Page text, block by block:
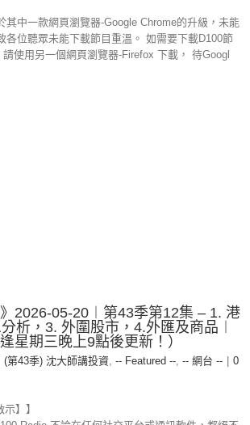
其中一款網頁瀏覽器-Google Chrome的升級，未能
各位聽眾未能下載節目重溫。 如需要下載D100節
使用另一個網頁瀏覽器-Firefox 下載， 待Googl
》2026-05-20︱第43季第12集 – 1. 港
析，3. 外圍股市，4.外匯及商品︱
星期三晚上9點後更新！）
(第43季) 沈大師講投資, -- Featured --, -- 網台 --
0
】】